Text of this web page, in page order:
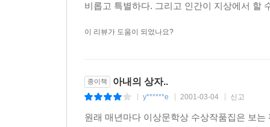
비롭고 특별하다. 그리고 인간이 지상에서 할
이 리뷰가 도움이 되었나요?
종이책 아내의 상자..
y******e 2001-03-04 신고
원래 매년마다 이상문학상 수상작품집은 보